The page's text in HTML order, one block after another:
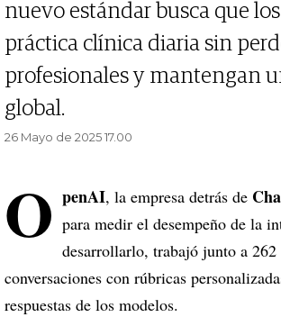
nuevo estándar busca que
práctica clínica diaria sin
profesionales y mantengan
global.
26 Mayo de 2025 17.00
O penAI, la empresa detrás de
para medir el desempeño de la
desarrollarlo, trabajó junto a
conversaciones con rúbricas
respuestas de los modelos.